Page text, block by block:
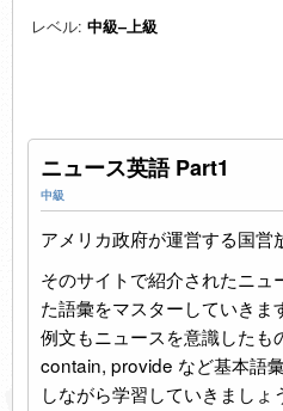
レベル: 中級–上級
ニュース英語 Part1
中級
アメリカ政府が運営する国営
そのサイトで紹介されたニュ
た語彙をマスターしていきま
例文もニュースを意識したも
contain, provide など基本語
しながら学習していきましょ